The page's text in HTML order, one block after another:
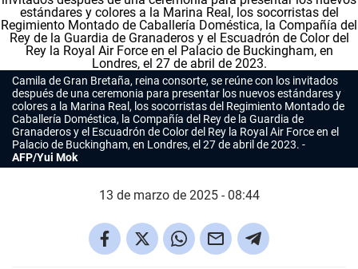
Camila de Gran Bretaña, reina consorte, se reúne con los invitados
después de una ceremonia para presentar los nuevos estándares y
colores a la Marina Real, los socorristas del Regimiento Montado de
Caballería Doméstica, la Compañía del Rey de la Guardia de
Granaderos y el Escuadrón de Color del Rey la Royal Air Force en el
Palacio de Buckingham, en Londres, el 27 de abril de 2023.
AFP/Yui Mok
13 de marzo de 2025 - 08:44